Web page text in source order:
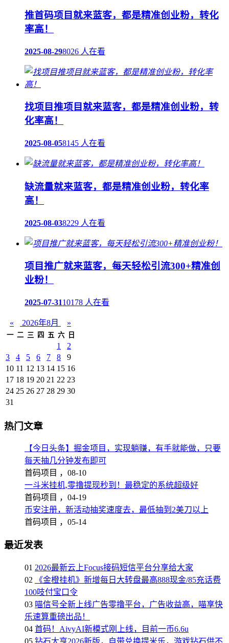
推首码项目就来蓝客，都是精准创业粉，转化
率高！
2025-08-298026 人在看
找项目推项目就来蓝客，都是精准创业粉，转
化率高！
2025-08-058145 人在看
缺流量就来蓝客，都是精准创业粉，转化率
高！
2025-08-038229 人在看
项目推广就来蓝客，每天轻松引流300+精准创
业粉！
2025-07-3110178 人在看
« 2026年8月 »
一 二 三 四 五 六 日
1
2
3
4 5 6 7 8
9
10 11 12 13 14 15 16
17 18 19 20 21 22 23
24 25 26 27 28 29 30
31
热门文章
【今日头条】掘金项目，实现躺赚，有手就能做，只要
每天抽几分钟发布即可
首码项目 ， 08-10
一斗米挂机,零撸提现秒到！最稳定的系统超级好
首码项目 ， 04-19
币安注册，新活动抽奖速度去，最低抽到2美刀以上
首码项目 ， 05-14
最近发表
01 2026最新云上Focus接码短信平台分享给大家
02
《金橙挂机》新增每日大转盘最高888现金/85充话费
100吱付宝口令
03 喵信号全新上线广告零撸平台，广告收益高，喵享快
乐速算重磅出品！
04 首码！AivyAI新模式刚上线，目前一币6.6u
05 钻石大亨2026新版，自带兑换提米乐，游戏钻石供不